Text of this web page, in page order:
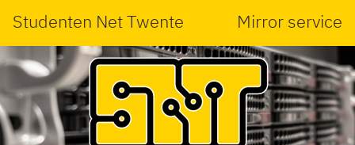
Studenten Net Twente Mirror service